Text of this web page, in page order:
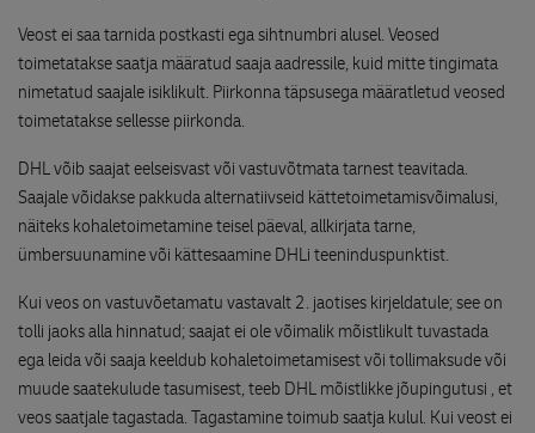
Veost ei saa tarnida postkasti ega sihtnumbri alusel. Veosed
toimetatakse saatja määratud saaja aadressile, kuid mitte tingimata
nimetatud saajale isiklikult. Piirkonna täpsusega määratletud veosed
toimetatakse sellesse piirkonda.
DHL võib saajat eelseisvast või vastuvõtmata tarnest teavitada.
Saajale võidakse pakkuda alternatiivseid kättetoimetamisvõimalusi,
näiteks kohaletoimetamine teisel päeval, allkirjata tarne,
ümbersuunamine või kättesaamine DHLi teeninduspunktist.
Kui veos on vastuvõetamatu vastavalt 2. jaotises kirjeldatule; see on
tolli jaoks alla hinnatud; saajat ei ole võimalik mõistlikult tuvastada
ega leida või saaja keeldub kohaletoimetamisest või tollimaksude või
muude saatekulude tasumisest, teeb DHL mõistlikke jõupingutusi , et
veos saatjale tagastada. Tagastamine toimub saatja kulul. Kui veost ei